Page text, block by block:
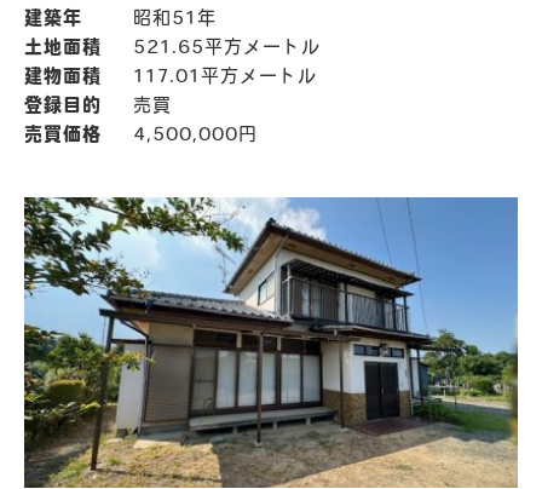
建築年
昭和51年
土地面積
521.65平方メートル
建物面積
117.01平方メートル
登録目的
売買
売買価格
4,500,000円